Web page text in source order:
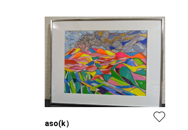
aso(k）